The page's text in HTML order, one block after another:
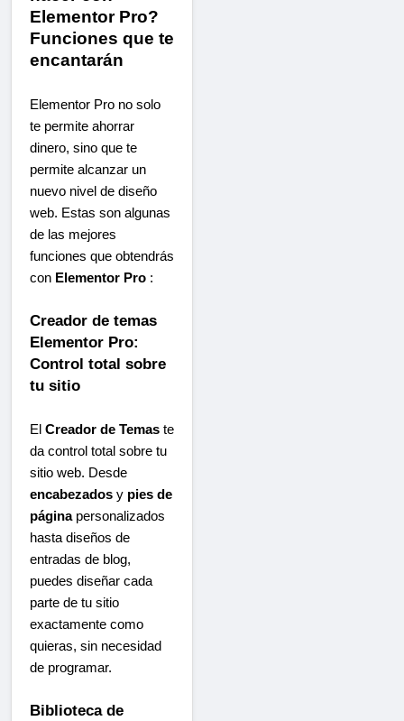
Elementor Pro?
Funciones que te
encantarán
Elementor Pro no solo
te permite ahorrar
dinero, sino que te
permite alcanzar un
nuevo nivel de diseño
web. Estas son algunas
de las mejores
funciones que obtendrás
con Elementor Pro :
Creador de temas
Elementor Pro:
Control total sobre
tu sitio
El Creador de Temas te
da control total sobre tu
sitio web. Desde
encabezados y pies de
páginapersonalizados
hasta diseños de
entradas de blog,
puedes diseñar cada
parte de tu sitio
exactamente como
quieras, sin necesidad
de programar.
Biblioteca de